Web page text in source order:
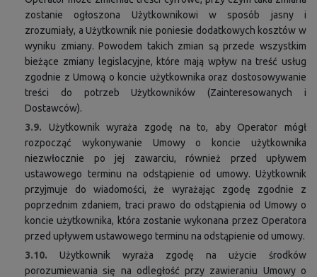
zostanie ogłoszona Użytkownikowi w sposób jasny i
zrozumiały, a Użytkownik nie poniesie dodatkowych kosztów w
wyniku zmiany. Powodem takich zmian są przede wszystkim
bieżące zmiany legislacyjne, które mają wpływ na treść usług
zgodnie z Umową o koncie użytkownika oraz dostosowywanie
treści do potrzeb Użytkowników (Zainteresowanych i
Dostawców).
3.9. Użytkownik wyraża zgodę na to, aby Operator mógł
rozpocząć wykonywanie Umowy o koncie użytkownika
niezwłocznie po jej zawarciu, również przed upływem
ustawowego terminu na odstąpienie od umowy. Użytkownik
przyjmuje do wiadomości, że wyrażając zgodę zgodnie z
poprzednim zdaniem, traci prawo do odstąpienia od Umowy o
koncie użytkownika, która zostanie wykonana przez Operatora
przed upływem ustawowego terminu na odstąpienie od umowy.
3.10. Użytkownik wyraża zgodę na użycie środków
porozumiewania się na odległość przy zawieraniu Umowy o